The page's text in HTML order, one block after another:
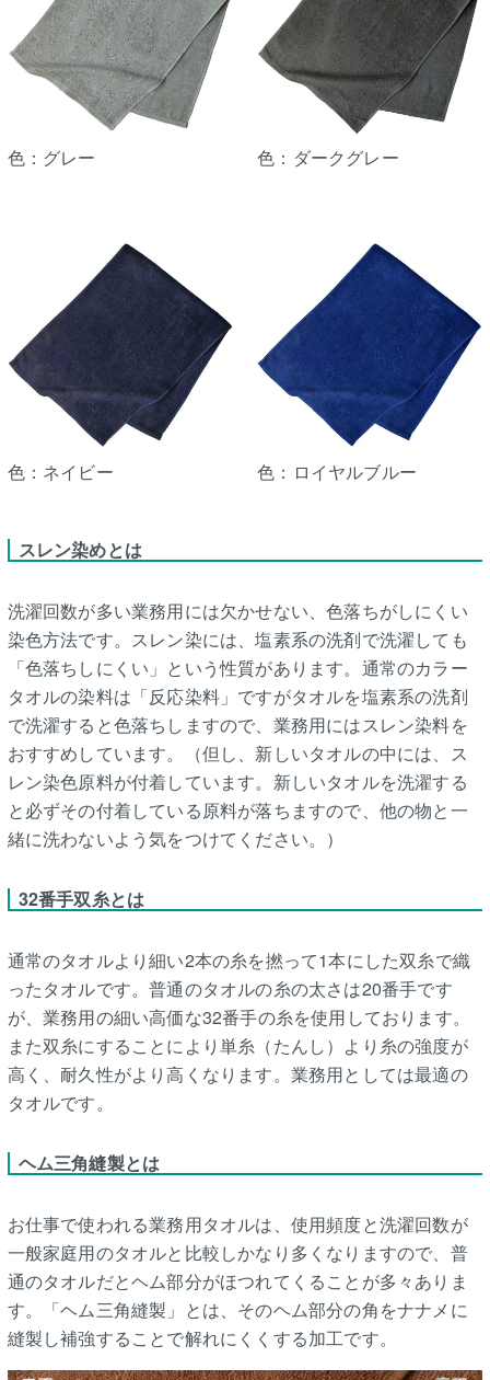
色：グレー 色：ダークグレー
色：ネイビー 色：ロイヤルブルー
スレン染めとは
洗濯回数が多い業務用には欠かせない、色落ちがしにくい
染色方法です。スレン染には、塩素系の洗剤で洗濯しても
「色落ちしにくい」という性質があります。通常のカラー
タオルの染料は「反応染料」ですがタオルを塩素系の洗剤
で洗濯すると色落ちしますので、業務用にはスレン染料を
おすすめしています。（但し、新しいタオルの中には、ス
レン染色原料が付着しています。新しいタオルを洗濯する
と必ずその付着している原料が落ちますので、他の物と一
緒に洗わないよう気をつけてください。）
32番手双糸とは
通常のタオルより細い2本の糸を撚って1本にした双糸で織
ったタオルです。普通のタオルの糸の太さは20番手です
が、業務用の細い高価な32番手の糸を使用しております。
また双糸にすることにより単糸（たんし）より糸の強度が
高く、耐久性がより高くなります。業務用としては最適の
タオルです。
ヘム三角縫製とは
お仕事で使われる業務用タオルは、使用頻度と洗濯回数が
一般家庭用のタオルと比較しかなり多くなりますので、普
通のタオルだとヘム部分がほつれてくることが多々ありま
す。「ヘム三角縫製」とは、そのヘム部分の角をナナメに
縫製し補強することで解れにくくする加工です。